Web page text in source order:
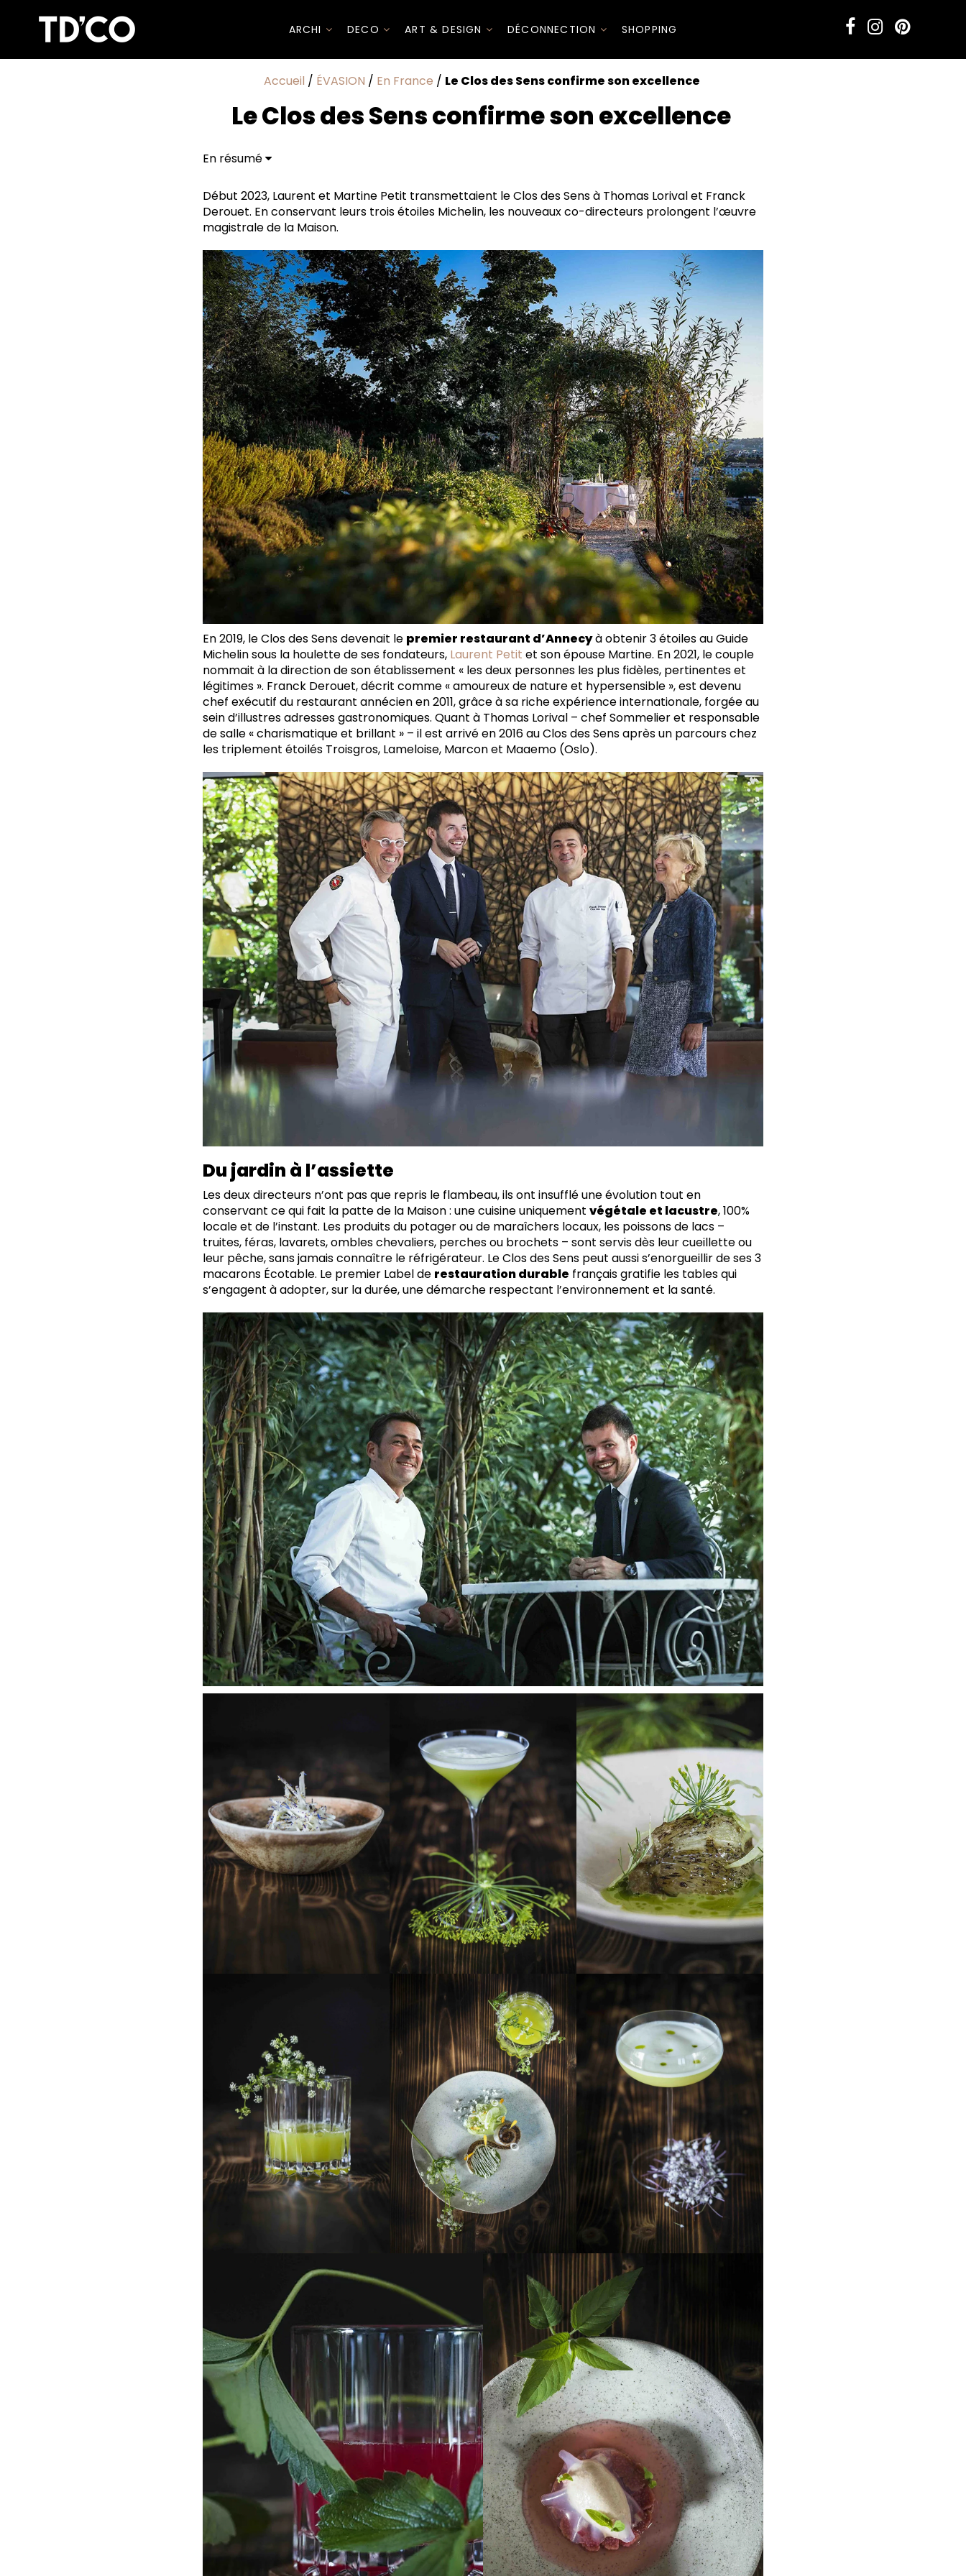
ARCHI DECO ART & DESIGN DÉCONNECTION SHOPPING
Accueil / ÉVASION / En France / Le Clos des Sens confirme son excellence
Le Clos des Sens confirme son excellence
En résumé
Gastronomie écoresponsable
Début 2023, Laurent et Martine Petit transmettaient le Clos des Sens à Thomas Lorival et Franck
Derouet. En conservant leurs trois étoiles Michelin, les nouveaux co-directeurs prolongent l’œuvre
magistrale de la Maison.
En 2019, le Clos des Sens devenait le premier restaurant d’Annecyà obtenir 3 étoiles au Guide
Michelin sous la houlette de ses fondateurs, Laurent Petit et son épouse Martine. En 2021, le couple
nommait à la direction de son établissement « les deux personnes les plus fidèles, pertinentes et
légitimes ». Franck Derouet, décrit comme « amoureux de nature et hypersensible », est devenu
chef exécutif du restaurant annécien en 2011, grâce à sa riche expérience internationale, forgée au
sein d’illustres adresses gastronomiques. Quant à Thomas Lorival – chef Sommelier et responsable
de salle « charismatique et brillant » – il est arrivé en 2016 au Clos des Sens après un parcours chez
les triplement étoilés Troisgros, Lameloise, Marcon et Maaemo (Oslo).
Du jardin à l’assiette
Les deux directeurs n’ont pas que repris le flambeau, ils ont insufflé une évolution tout en
conservant ce qui fait la patte de la Maison : une cuisine uniquement végétale et lacustre, 100%
locale et de l’instant. Les produits du potager ou de maraîchers locaux, les poissons de lacs –
truites, féras, lavarets, ombles chevaliers, perches ou brochets – sont servis dès leur cueillette ou
leur pêche, sans jamais connaître le réfrigérateur. Le Clos des Sens peut aussi s’enorgueillir de ses 3
macarons Écotable. Le premier Label de restauration durable français gratifie les tables qui
s’engagent à adopter, sur la durée, une démarche respectant l’environnement et la santé.